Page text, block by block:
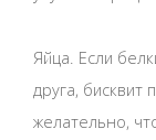
Яйца. Если
друга,
желательно,